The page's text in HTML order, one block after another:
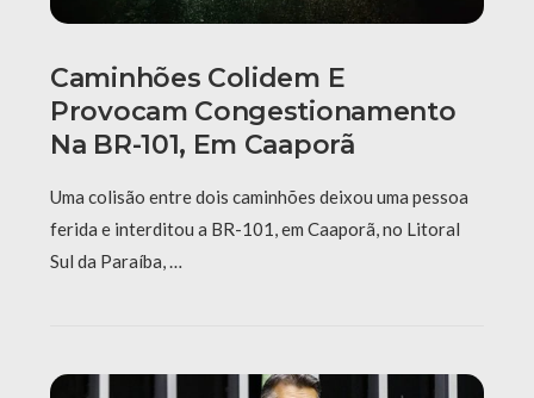
Caminhões Colidem E
Provocam Congestionamento
Na BR-101, Em Caaporã
Uma colisão entre dois caminhões deixou uma pessoa
ferida e interditou a BR-101, em Caaporã, no Litoral
Sul da Paraíba, …